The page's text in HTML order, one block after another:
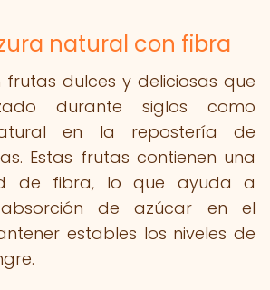
natural con fibra
frutas dulces y deliciosas que
durante siglos como
en la repostería de
Estas frutas contienen una
de fibra, lo que ayuda a
de azúcar en el
estables los niveles de